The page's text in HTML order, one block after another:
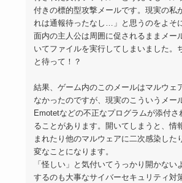
付きの標的型攻撃メールです。現実の私
れは通報待ったなし…」と思うのをよそ
面内の主人公は周囲に促されるままメー
いてファイルを実行してしまいました。
と待って！？
結果、ゲーム内のこのメールはマルウェ
なかったのですが、現実のこういうメー
Emotetなどの不正なプログラムが添付さ
ることがあります。開いてしまうと、情
まれたり他のマルウェアに二次感染した
変なことになります。
「怪しい」と気付いてうっかり開かない
するのも大事なサイバーセキュリティ対